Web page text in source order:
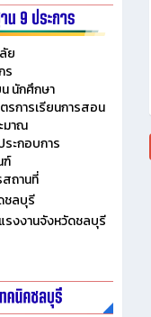
ชาเข้าแถวสำหรับครู
Wifi วิทยาลัย
บบ VCOP สำหรับ
ย
ร
นักศึกษา
การเรียนการสอน
มาณ
ะกอบการ
งงานจังหวัดชลบุรี